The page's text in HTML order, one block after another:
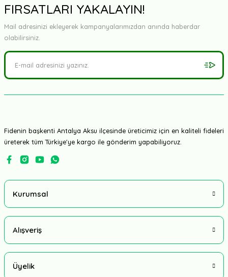
FIRSATLARI YAKALAYIN!
Mail adresinizi ekleyerek kampanyalarımızdan anında haberdar
olabilirsiniz.
Fidenin başkenti Antalya Aksu ilçesinde üreticimiz için en kaliteli fideleri
üreterek tüm Türkiye'ye kargo ile gönderim yapabiliyoruz.
Kurumsal
Alışveriş
Üyelik